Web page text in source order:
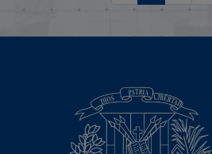
FIRMADA ENTRE LA